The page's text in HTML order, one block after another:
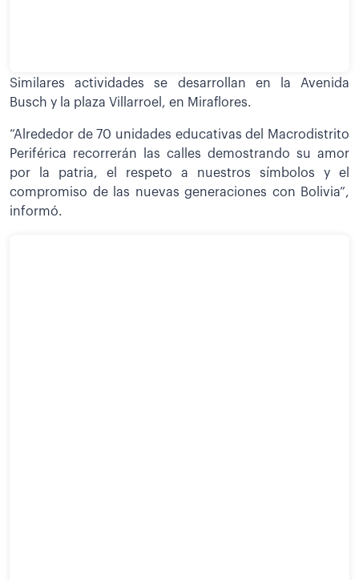
Similares actividades se desarrollan en la Avenida
Busch y la plaza Villarroel, en Miraflores.
“Alrededor de 70 unidades educativas del Macrodistrito
Periférica recorrerán las calles demostrando su amor
por la patria, el respeto a nuestros símbolos y el
compromiso de las nuevas generaciones con Bolivia”,
informó.